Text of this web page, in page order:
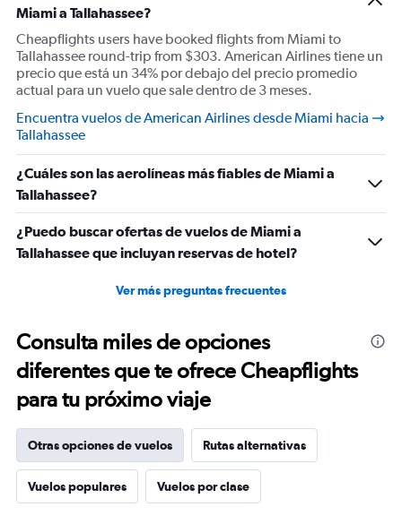
Miami a Tallahassee?
Cheapflights users have booked flights from Miami to
Tallahassee round-trip from $303. American Airlines tiene un
precio que está un 34% por debajo del precio promedio
actual para un vuelo que sale dentro de 3 meses.
Encuentra vuelos de American Airlines desde Miami hacia
Tallahassee
¿Cuáles son las aerolíneas más fiables de Miami a
Tallahassee?
¿Puedo buscar ofertas de vuelos de Miami a
Tallahassee que incluyan reservas de hotel?
Ver más preguntas frecuentes
Consulta miles de opciones
diferentes que te ofrece Cheapflights
para tu próximo viaje
Otras opciones de vuelos Rutas alternativas
Vuelos populares Vuelos por clase